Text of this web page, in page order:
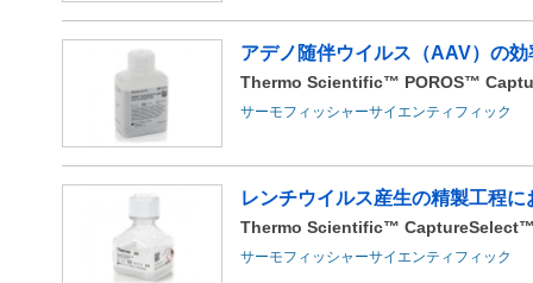
アデノ随伴ウイルス（AAV）の
Thermo Scientific™ POROS™
サーモフィッシャーサイエンティフィック
レンチウイルス産生の精製工程
Thermo Scientific™
サーモフィッシャーサイエンティフィック